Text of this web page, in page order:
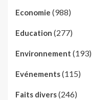
Economie (988)
Education (277)
Environnement (193)
Evénements(115)
Faits divers(246)